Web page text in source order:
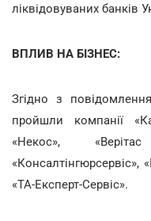
ліквідовуваних банків
ВПЛИВ НА БІЗНЕС:
Згідно з
пройшли компанії
«Некос»,
«ТА-Експерт-Сервіс».